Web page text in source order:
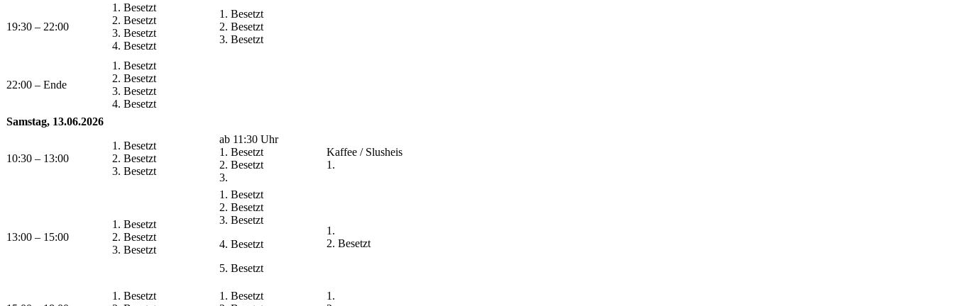
19:30 – 22:00
1. Besetzt
2. Besetzt
3. Besetzt
4. Besetzt
1. Besetzt
2. Besetzt
3. Besetzt
22:00 – Ende
1. Besetzt
2. Besetzt
3. Besetzt
4. Besetzt
Samstag, 13.06.2026
10:30 – 13:00
1. Besetzt
2. Besetzt
3. Besetzt
ab 11:30 Uhr
1. Besetzt
2. Besetzt
3.
Kaffee / Slusheis
1.
13:00 – 15:00
1. Besetzt
2. Besetzt
3. Besetzt
1. Besetzt
2. Besetzt
3. Besetzt
4. Besetzt
5. Besetzt
1.
2. Besetzt
1. Besetzt
1. Besetzt
1.